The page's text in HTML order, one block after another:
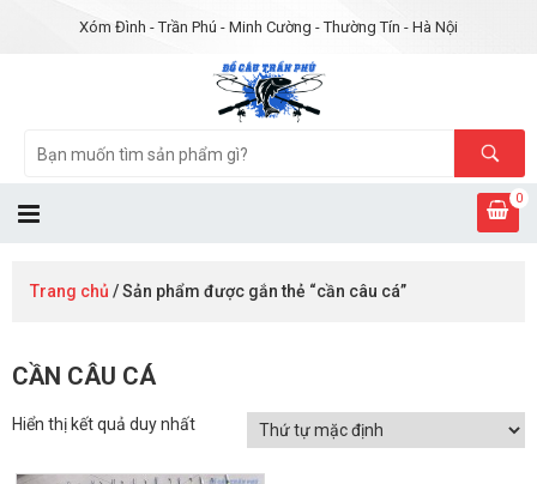
Xóm Đình - Trần Phú - Minh Cường - Thường Tín - Hà Nội
0
Trang chủ / Sản phẩm được gắn thẻ “cần câu cá”
CẦN CÂU CÁ
Hiển thị kết quả duy nhất